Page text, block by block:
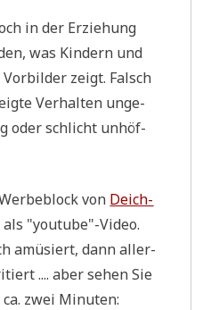
in der Erzie­hung
was Kin­dern und
zeigt. Falsch
Ver­hal­ten unge­
oder schlicht unhöf­
von Deich­
"youtube"-Video.
amü­siert, dann aller­
.... aber sehen Sie
zwei Minuten: